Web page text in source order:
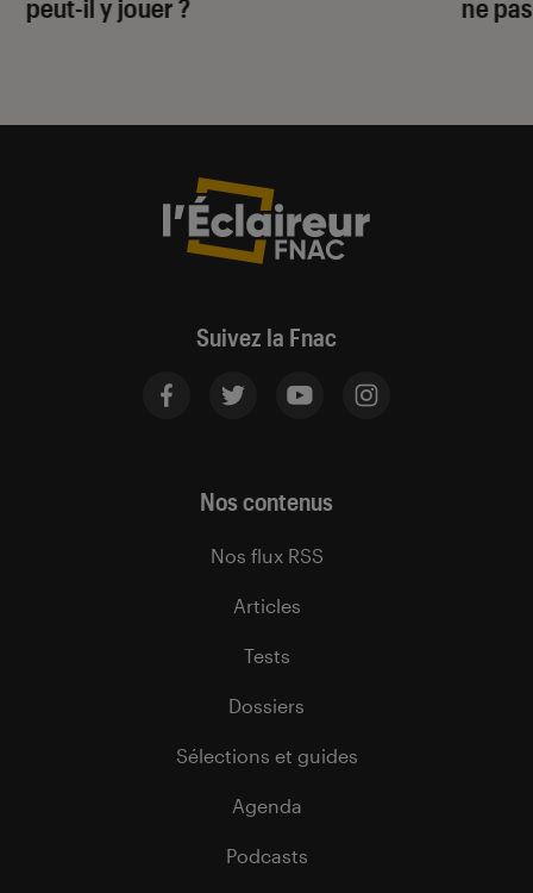
peut-il y jouer ?
ne
Suivez la Fnac
Nos contenus
Nos flux RSS
Articles
Tests
Dossiers
Sélections et guides
Agenda
Podcasts